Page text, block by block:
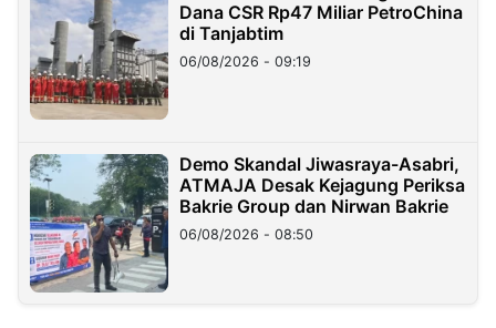
Dana CSR Rp47 Miliar PetroChina
di Tanjabtim
06/08/2026 - 09:19
Demo Skandal Jiwasraya-Asabri,
ATMAJA Desak Kejagung Periksa
Bakrie Group dan Nirwan Bakrie
06/08/2026 - 08:50